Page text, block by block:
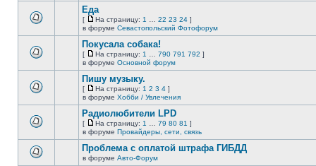
непрочитанных
сообщений.
непрочитанных
сообщений.
этой
непрочитанных
сообщений.
Еда
[
На
страницу
На страницу: 1 22 23 24 ]
в форуме Севастопольский Фотофорум
этой
непрочитанных
сообщений.
Покусала собака!
[
На
страницу
На страницу: 1 790 791 792 ]
в форуме Основной форум
этой
непрочитанных
сообщений.
Пишу музыку.
[
На
страницу
На страницу: 1 2 3 4 ]
в форуме Хобби / Увлечения
этой
Радиолюбители LPD
[
На
страницу
На страницу: 1 79 80 81 ]
в форуме Провайдеры, сети, связь
Проблема с оплатой штрафа ГИБДД
в форуме Авто-Форум